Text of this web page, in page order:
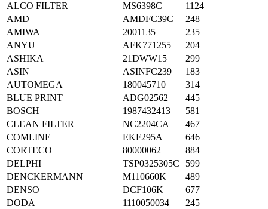
ALCO FILTER
MS6398C
1124
AMD
AMDFC39C
248
AMIWA
2001135
235
ANYU
AFK771255
204
ASHIKA
21DWW15
299
ASIN
ASINFC239
183
AUTOMEGA
180045710
314
BLUE PRINT
ADG02562
445
BOSCH
1987432413
581
CLEAN FILTER
NC2204CA
467
COMLINE
EKF295A
646
CORTECO
80000062
884
DELPHI
TSP0325305C
599
DENCKERMANN
M110660K
489
DENSO
DCF106K
677
DODA
1110050034
245